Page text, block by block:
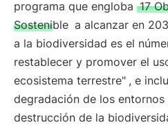
programa que engloba 17
Sostenible a alcanzar en
a la biodiversidad es el
restablecer y promover el
ecosistema terrestre" , e
degradación de los entornos
destrucción de la